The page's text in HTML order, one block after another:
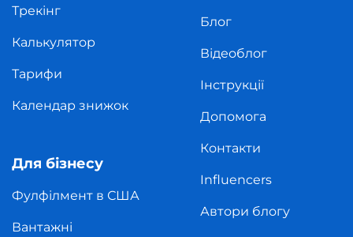
Трекінг
Калькулятор
Тарифи
Календар знижок
Для бізнесу
Фулфілмент в США
Вантажні
Блог
Відеоблог
Інструкції
Допомога
Контакти
Influencers
Автори блогу